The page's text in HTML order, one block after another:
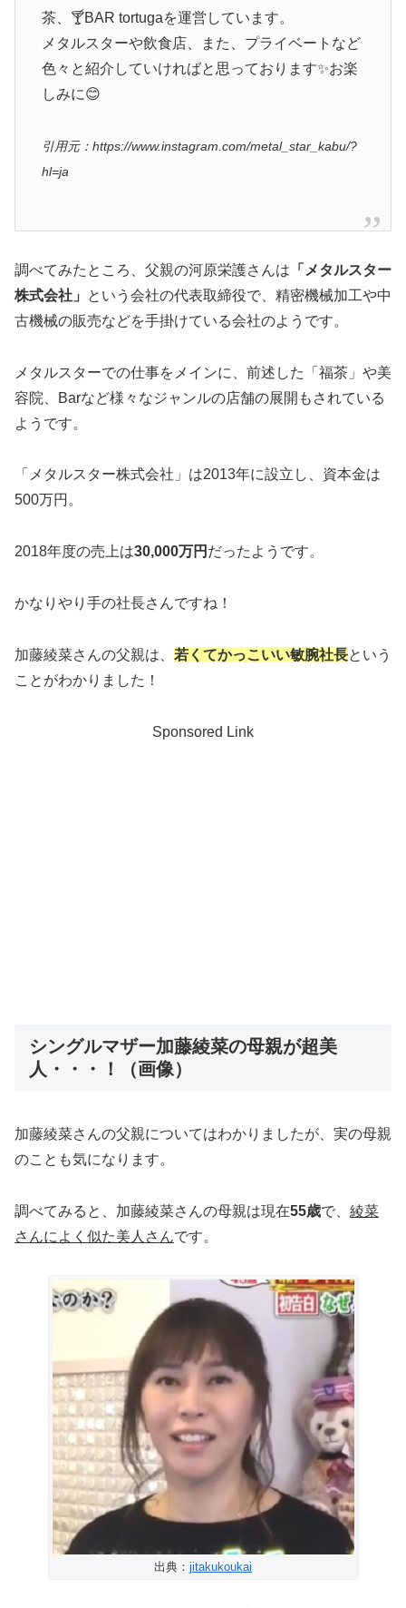
茶、🍸️BAR tortugaを運営しています。
メタルスターや飲食店、また、プライベートなど
色々と紹介していければと思っております✨お楽
しみに😊
引用元：https://www.instagram.com/metal_star_kabu/?
hl=ja
調べてみたところ、父親の河原栄護さんは 「メタルスター
株式会社」
という会社の代表取締役で、精密機械加工や中
古機械の販売などを手掛けている会社のようです。
メタルスターでの仕事をメインに、前述した「福茶」や美
容院、Barなど様々なジャンルの店舗の展開もされている
ようです。
「メタルスター株式会社」は2013年に設立し、資本金は
500万円。
2018年度の売上は30,000万円 だったようです。
かなりやり手の社長さんですね！
加藤綾菜さんの父親は、 若くてかっこいい敏腕社長という
ことがわかりました！
Sponsored Link
シングルマザー加藤綾菜の母親が超美
人・・・！（画像）
加藤綾菜さんの父親についてはわかりましたが、実の母親
のことも気になります。
調べてみると、加藤綾菜さんの母親は現在55歳で、 綾菜
さんによく似た美人さんです。
出典： jitakukoukai